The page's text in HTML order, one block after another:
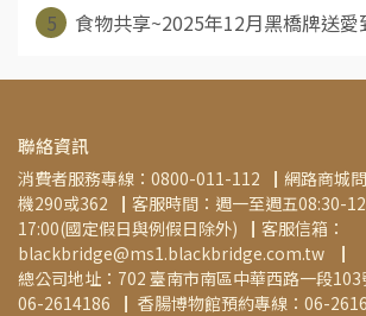
5
食物共享~2025年12月黑橋牌送
聯絡資訊
消費者服務專線：0800-011-112▕  網路商城
機290或362▕  客服時間：週一至週五08:30-
17:00(國定假日與例假日除外)▕  客服信箱：
blackbridge@ms1.blackbridge.com.tw ▕
總公司地址：702 臺南市南區中華西路一段
06-2614186▕   香腸博物館預約專線：06-